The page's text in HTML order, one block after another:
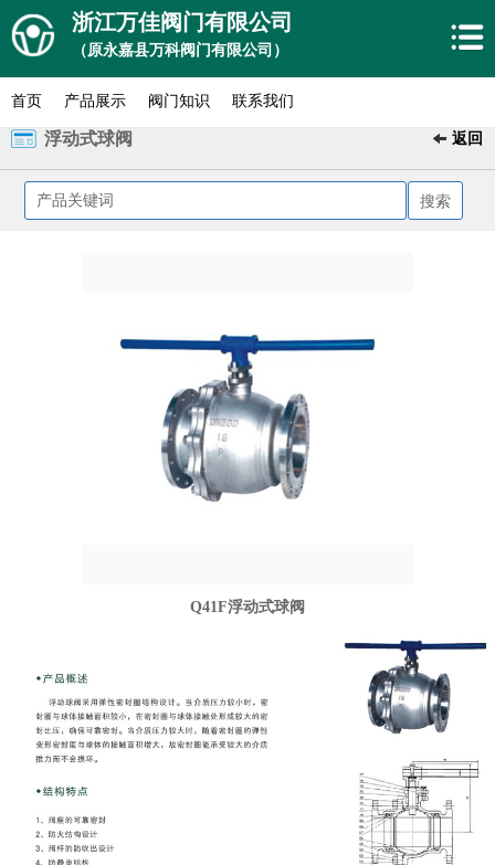
浙江万佳阀门有限公司
（原永嘉县万科阀门有限公司）
首页 产品展示 阀门知识 联系我们
浮动式球阀 返回
Q41F浮动式球阀